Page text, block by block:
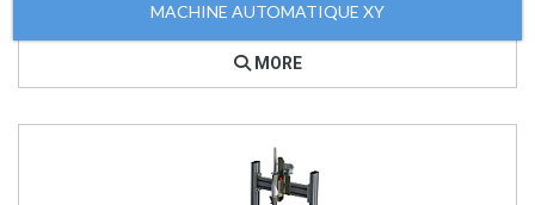
MACHINE AUTOMATIQUE XY
MORE